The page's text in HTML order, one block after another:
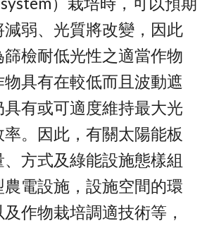
減弱、光質將改變，因此
檢耐低光性之適當作物
具有在較低而且波動遮
具有或可適度維持最大光
。因此，有關太陽能板
方式及綠能設施態樣組
電設施，設施空間的環
作物栽培調適技術等，